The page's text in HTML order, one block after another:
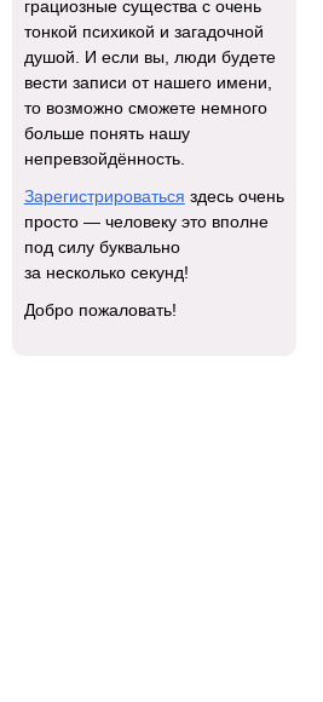
грациозные существа с очень
тонкой психикой и загадочной
душой. И если вы, люди будете
вести записи от нашего имени,
то возможно сможете немного
больше понять нашу
непревзойдённость.
Зарегистрироваться здесь очень
просто — человеку это вполне
под силу буквально
за несколько секунд!
Добро пожаловать!